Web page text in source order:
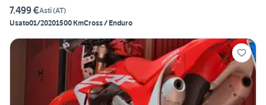
7.499 €Asti(AT)
Usato01/20201500 KmCross / Enduro